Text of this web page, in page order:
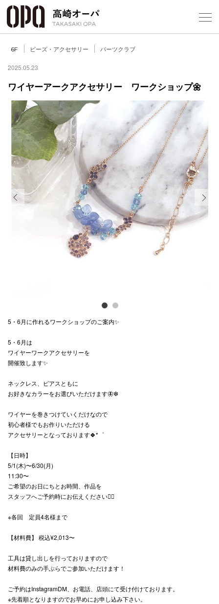
6F ビーズ・アクセサリー パーツクラブ
2025.05.23
ワイヤーアークアクセサリー ワークショップ🌼
Next
5・6月に作れるワークショップのご案内✨
5・6月は
ワイヤーワークアクセサリーを
開催致します✨️
ネックレス、ピアスともに
お好きなカラーをお選びいただけます🦋❇︎
ワイヤーを巻きつけていくだけなので
初心者様でもお作りいただける
アクセサリーとなっております🍀*゜
【日時】
5/1(木)〜6/30(月)
11:30〜
ご希望のお日にちとお時間、作品を
スタッフへご予約時にお伝えください🙇‍♂️
※各回 定員4名様まで
【材料費】 税込¥2,013〜
工具は貸し出しを行っておりますので
材料費のみの手ぶらでご参加いただけます！
ご予約はInstagramDM、お電話、店頭にて受け付けております。
※先着順となりますのでお早めにお申し込み下さい。
フロア
レスト
施設案内
アクセ
スタッ